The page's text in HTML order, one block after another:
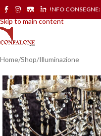
Skip to navigation
Skip to main content
INFO CONSEGNE:
Home/Shop/Illuminazione